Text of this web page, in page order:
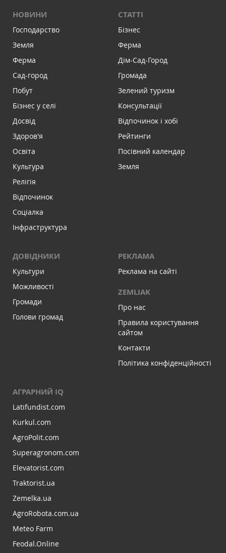
НОВИНИ
Господарство
Земля
Ферма
Сад-город
Побут
Бізнес у селі
Досвід
Здоров'я
Освіта
Культура
Релігія
Відпочинок
Соціалка
Інфраструктура
СТАТТІ
Бізнес
Ферма
Дім-Сад-Город
Громада
Зелений туризм
Консультації
Відпочинок і хобі
Рейтинги
Посівний календар
Земля
ДОВІДНИКИ
Культури
Можливості
Громади
Голови громад
РЕКЛАМА
Реклама на сайті
ZEMLIAK
Про нас
Правила користування
сайтом
Контакти
Політика конфіденційності
АГРАРНИЙ IQ
Latifundist.com
Kurkul.com
AgroPolit.com
Superagronom.com
Elevatorist.com
Traktorist.ua
Zemelka.ua
AgroRobota.com.ua
Meteo Farm
Feodal.Online